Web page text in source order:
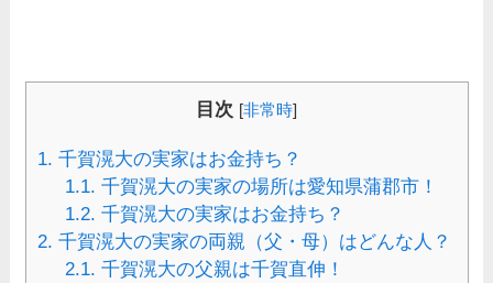
目次 [非常時]
1. 千賀滉大の実家はお金持ち？
1.1. 千賀滉大の実家の場所は愛知県蒲郡市！
1.2. 千賀滉大の実家はお金持ち？
2. 千賀滉大の実家の両親（父・母）はどんな人？
2.1. 千賀滉大の父親は千賀直伸！